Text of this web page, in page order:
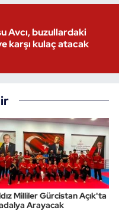
Avcı, buzullardaki
karşı kulaç atacak
Milliler Gürcistan Açık'ta
Arayacak